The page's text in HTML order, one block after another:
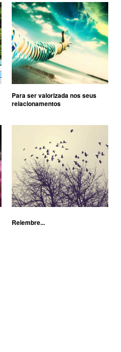
Para ser valorizada nos seus
relacionamentos
Relembre...